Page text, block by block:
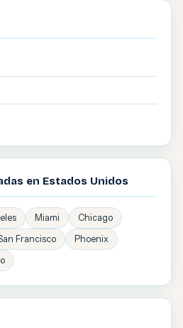
en Estados Unidos
Miami
Chicago
Francisco
Phoenix